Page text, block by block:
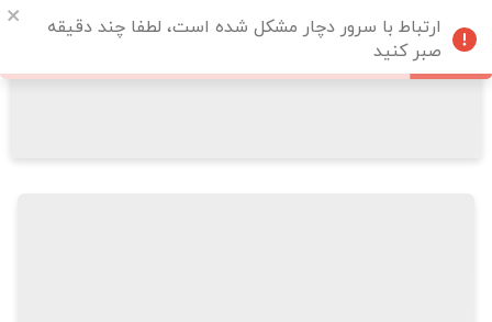
ارتباط با سرور دچار مشکل شده است، لطفا چند دقیقه
صبر کنید